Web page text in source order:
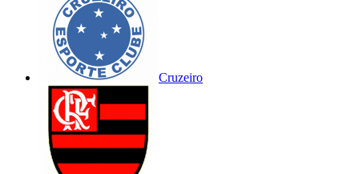
Cruzeiro